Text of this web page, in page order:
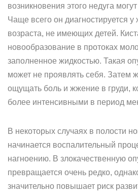
возникновения этого недуга
Чаще всего он диагностируется
возраста, не имеющих детей.
новообразование в протоках
заполненное жидкостью. Такая
может не проявлять себя. Затем
ощущать боль и жжение в груди,
более интенсивными в период
В некоторых случаях в полости
начинается воспалительный
нагноению. В злокачественную
превращается очень редко,
значительно повышает риск